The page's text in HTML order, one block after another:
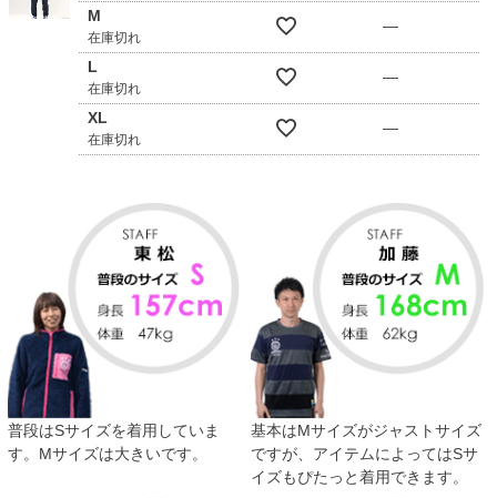
M
在庫切れ
—
L
在庫切れ
—
XL
在庫切れ
—
普段はSサイズを着用していま
す。Mサイズは大きいです。
基本はMサイズがジャストサイズ
ですが、アイテムによってはSサ
イズもぴたっと着用できます。